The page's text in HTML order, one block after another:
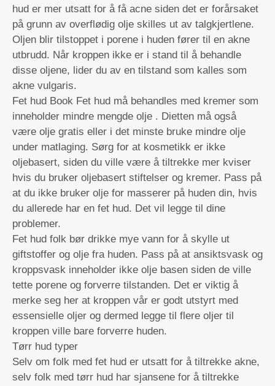
hud er mer utsatt for å få acne siden det er forårsaket
på grunn av overflødig olje skilles ut av talgkjertlene.
Oljen blir tilstoppet i porene i huden fører til en akne
utbrudd. Når kroppen ikke er i stand til å behandle
disse oljene, lider du av en tilstand som kalles som
akne vulgaris.
Fet hud Book Fet hud må behandles med kremer som
inneholder mindre mengde olje . Dietten må også
være olje gratis eller i det minste bruke mindre olje
under matlaging. Sørg for at kosmetikk er ikke
oljebasert, siden du ville være å tiltrekke mer kviser
hvis du bruker oljebasert stiftelser og kremer. Pass på
at du ikke bruker olje for masserer på huden din, hvis
du allerede har en fet hud. Det vil legge til dine
problemer.
Fet hud folk bør drikke mye vann for å skylle ut
giftstoffer og olje fra huden. Pass på at ansiktsvask og
kroppsvask inneholder ikke olje basen siden de ville
tette porene og forverre tilstanden. Det er viktig å
merke seg her at kroppen vår er godt utstyrt med
essensielle oljer og dermed legge til flere oljer til
kroppen ville bare forverre huden.
Tørr hud typer
Selv om folk med fet hud er utsatt for å tiltrekke akne,
selv folk med tørr hud har sjansene for å tiltrekke